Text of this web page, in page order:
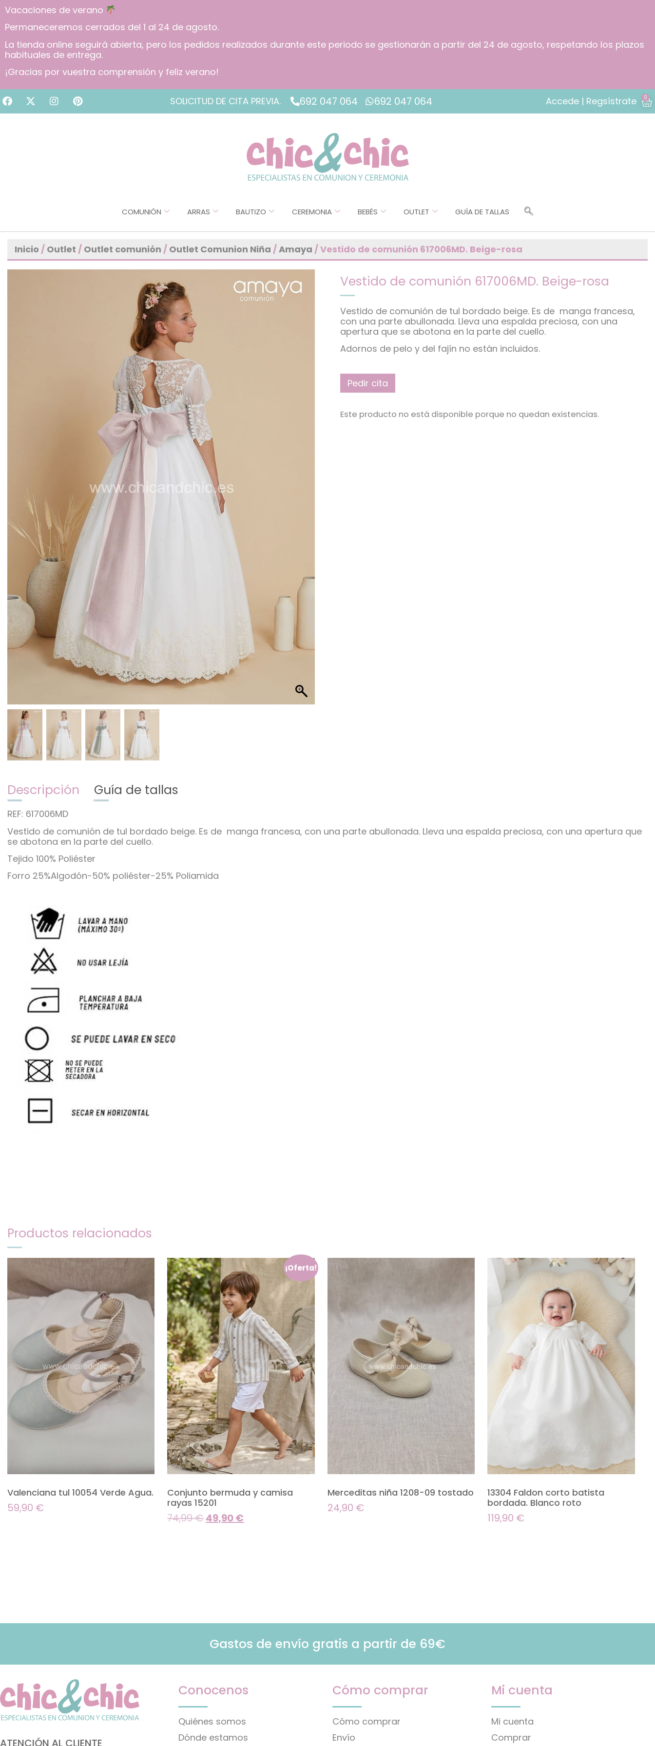
Vacaciones de verano
Permaneceremos cerrados del 1 al 24 de agosto.
La tienda online seguirá abierta, pero los pedidos realizados durante este periodo se gestionarán a partir del 24 de agosto, respetando los plazos
habituales de entrega.
¡Gracias por vuestra comprensión y feliz verano!
SOLICITUD DE CITA PREVIA. 692 047 064 692 047 064 Accede | Regsístrate 0
COMUNIÓN ARRAS BAUTIZO CEREMONIA BEBÉS OUTLET GUÍA DE TALLAS
Inicio / Outlet / Outlet comunión / Outlet Comunion Niña /Amaya / Vestido de comunión 617006MD. Beige-rosa
Vestido de comunión 617006MD. Beige-rosa
Vestido de comunión de tul bordado beige. Es de manga francesa,
con una parte abullonada. Lleva una espalda preciosa, con una
apertura que se abotona en la parte del cuello.
Adornos de pelo y del fajín no están incluidos.
Pedir cita
Este producto no está disponible porque no quedan existencias.
Descripción Guía de tallas
REF: 617006MD
Vestido de comunión de tul bordado beige. Es de manga francesa, con una parte abullonada. Lleva una espalda preciosa, con una apertura que
se abotona en la parte del cuello.
Tejido 100% Poliéster
Forro 25%Algodón-50% poliéster-25% Poliamida
Productos relacionados
Valenciana tul 10054 Verde Agua.
59,90 €
¡Oferta!
Conjunto bermuda y camisa
rayas 15201
74,99€49,90€
Merceditas niña 1208-09 tostado
24,90 €
13304 Faldon corto batista
bordada. Blanco roto
119,90 €
Gastos de envío gratis a partir de 69€
ATENCIÓN AL CLIENTE
Conocenos
Quiénes somos
Dónde estamos
Cómo comprar
Cómo comprar
Envío
Mi cuenta
Mi cuenta
Comprar